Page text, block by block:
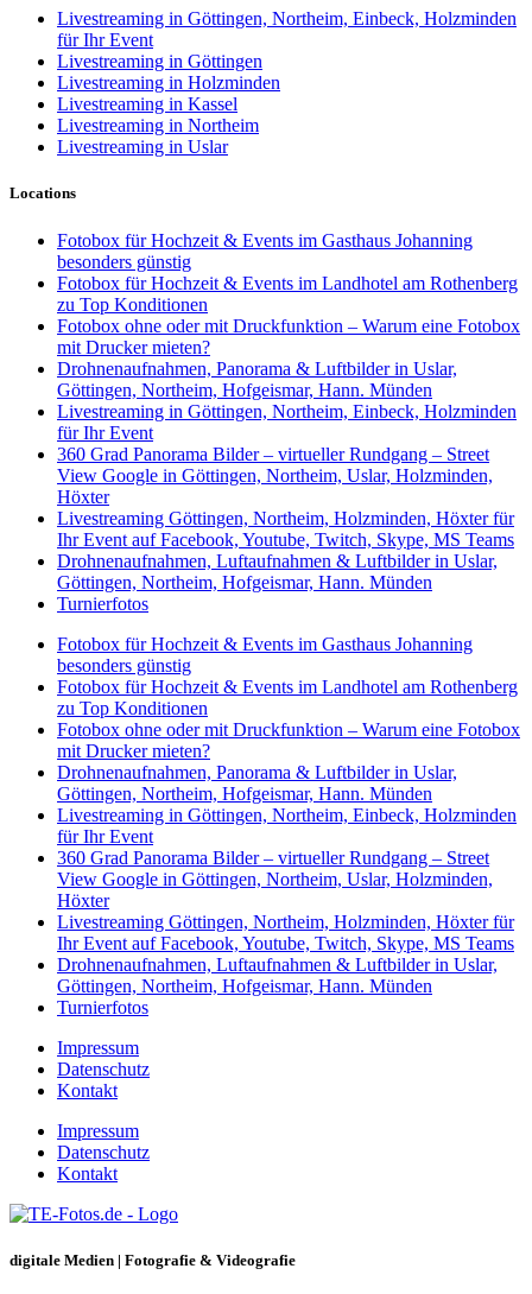
Livestreaming in Göttingen, Northeim, Einbeck, Holzminden
für Ihr Event
Livestreaming in Göttingen
Livestreaming in Holzminden
Livestreaming in Kassel
Livestreaming in Northeim
Livestreaming in Uslar
Locations
Fotobox für Hochzeit & Events im Gasthaus Johanning
besonders günstig
Fotobox für Hochzeit & Events im Landhotel am Rothenberg
zu Top Konditionen
Fotobox ohne oder mit Druckfunktion – Warum eine Fotobox
mit Drucker mieten?
Drohnenaufnahmen, Panorama & Luftbilder in Uslar,
Göttingen, Northeim, Hofgeismar, Hann. Münden
Livestreaming in Göttingen, Northeim, Einbeck, Holzminden
für Ihr Event
360 Grad Panorama Bilder – virtueller Rundgang – Street
View Google in Göttingen, Northeim, Uslar, Holzminden,
Höxter
Livestreaming Göttingen, Northeim, Holzminden, Höxter für
Ihr Event auf Facebook, Youtube, Twitch, Skype, MS Teams
Drohnenaufnahmen, Luftaufnahmen & Luftbilder in Uslar,
Göttingen, Northeim, Hofgeismar, Hann. Münden
Turnierfotos
Fotobox für Hochzeit & Events im Gasthaus Johanning
besonders günstig
Fotobox für Hochzeit & Events im Landhotel am Rothenberg
zu Top Konditionen
Fotobox ohne oder mit Druckfunktion – Warum eine Fotobox
mit Drucker mieten?
Drohnenaufnahmen, Panorama & Luftbilder in Uslar,
Göttingen, Northeim, Hofgeismar, Hann. Münden
Livestreaming in Göttingen, Northeim, Einbeck, Holzminden
für Ihr Event
360 Grad Panorama Bilder – virtueller Rundgang – Street
View Google in Göttingen, Northeim, Uslar, Holzminden,
Höxter
Livestreaming Göttingen, Northeim, Holzminden, Höxter für
Ihr Event auf Facebook, Youtube, Twitch, Skype, MS Teams
Drohnenaufnahmen, Luftaufnahmen & Luftbilder in Uslar,
Göttingen, Northeim, Hofgeismar, Hann. Münden
Turnierfotos
Impressum
Datenschutz
Kontakt
Impressum
Datenschutz
Kontakt
digitale Medien | Fotografie & Videografie